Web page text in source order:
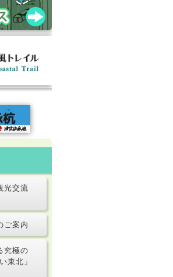
光交流
ご案内
究極の
東北」